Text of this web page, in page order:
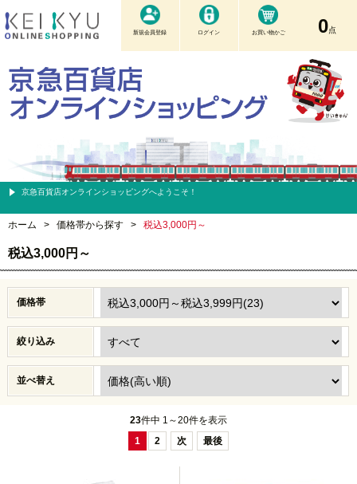
新規会員登録 ログイン お買い物かご 0点
京急百貨店オンラインショッピングへようこそ！
ホーム > 価格帯から探す > 税込3,000円～
税込3,000円～
価格帯
絞り込み
並べ替え
23件中 1～20件を表示
1
2 次 最後